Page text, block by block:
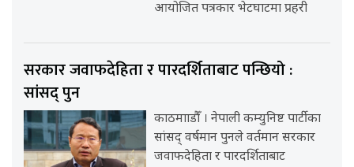
आयोजित पत्रकार भेटघाटमा प्रहरी
सरकार जवाफदेहिता र पारदर्शिताबाट पन्छियो :
सांसद् पुन
काठमााडौँ । नेपाली कम्युनिष्ट पार्टीका
सांसद् वर्षमान पुनले वर्तमान सरकार
जवाफदेहिता र पारदर्शिताबाट